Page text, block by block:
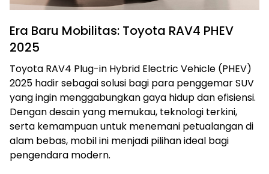
Era Baru Mobilitas: Toyota RAV4 PHEV
2025
Toyota RAV4 Plug-in Hybrid Electric Vehicle (PHEV)
2025 hadir sebagai solusi bagi para penggemar SUV
yang ingin menggabungkan gaya hidup dan efisiensi.
Dengan desain yang memukau, teknologi terkini,
serta kemampuan untuk menemani petualangan di
alam bebas, mobil ini menjadi pilihan ideal bagi
pengendara modern.